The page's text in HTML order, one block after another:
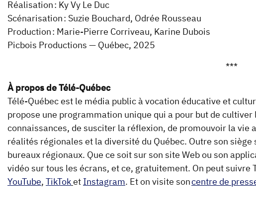
Réalisation : Ky Vy Le Duc
Scénarisation : Suzie Bouchard, Odrée Rousseau
Production : Marie-Pierre Corriveau, Karine Dubois
Picbois Productions — Québec, 2025
***
À propos de Télé-Québec
Télé-Québec est le média public à vocation éducative et
propose une programmation unique qui a pour but de
connaissances, de susciter la réflexion, de promouvoir la
réalités régionales et la diversité du Québec. Outre son
bureaux régionaux. Que ce soit sur son site Web ou son
vidéo sur tous les écrans, et ce, gratuitement. On peut suivre
YouTube, TikToket Instagram. Et on visite soncentre de